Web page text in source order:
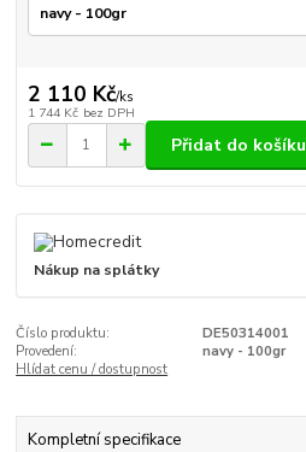
2 110 Kč/ks
1 744 Kč bez DPH
Přidat do košíku
Nákup na splátky
Číslo produktu:
DE50314001
Provedení:
navy - 100gr
Hlídat cenu / dostupnost
Kompletní specifikace